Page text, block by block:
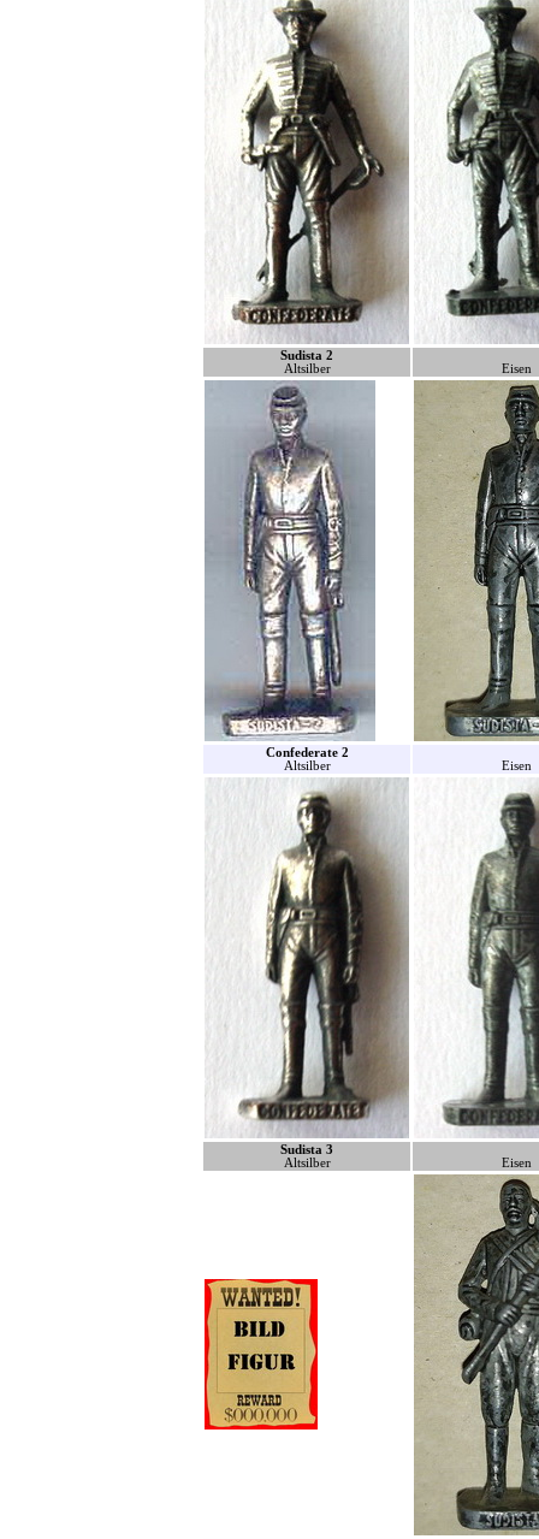
Sudista 2
Altsilber
Eisen
Confederate 2
Altsilber
Eisen
Sudista 3
Altsilber
Eisen